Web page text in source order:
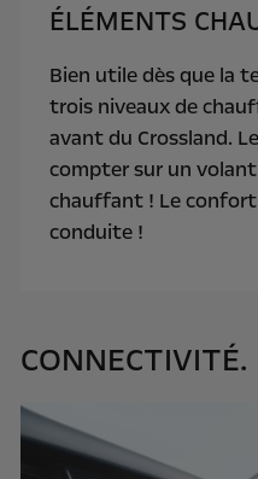
ÉLÉMENTS
Bien utile dès que la
trois niveaux de
avant du Crossland.
compter sur un
chauffant ! Le confort
conduite !
CONNECTIVITÉ.